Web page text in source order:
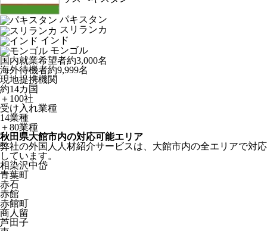
パキスタン
スリランカ
インド
モンゴル
国内就業希望者約3,000名
海外待機者約9,999名
現地提携機関
約14カ国
＋100社
受け入れ業種
14業種
＋80業種
秋田県大館市内の対応可能エリア
弊社の外国人人材紹介サービスは、大館市内の全エリアで対応
しています。
相染沢中岱
青葉町
赤石
赤館
赤館町
商人留
芦田子